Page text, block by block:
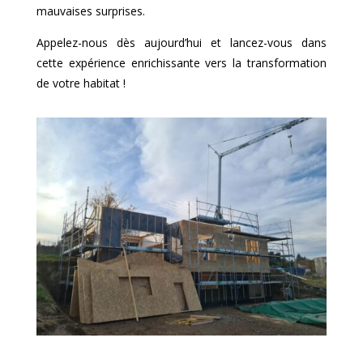
mauvaises surprises.
Appelez-nous dès aujourd’hui et lancez-vous dans
cette expérience enrichissante vers la transformation
de votre habitat !